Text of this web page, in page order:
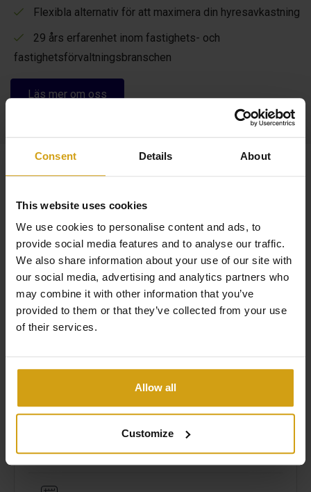
Consent Details About
This website uses cookies
We use cookies to personalise content and ads, to
provide social media features and to analyse our traffic.
We also share information about your use of our site with
our social media, advertising and analytics partners who
may combine it with other information that you’ve
provided to them or that they’ve collected from your use
of their services.
Allow all
Customize
Flexibla alternativ för att maximera din hyresavkastning
29 års erfarenhet inom fastighets- och
fastighetsförvaltningsbranschen
Läs mer om oss
Liknande egenskaper
Havsutsikt
CALPE. ALICANTE
BUILDING PLOT. ÅTERFÖRSÄLJNING
€ 245.000